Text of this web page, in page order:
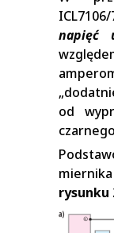
napięć
od
rysunku